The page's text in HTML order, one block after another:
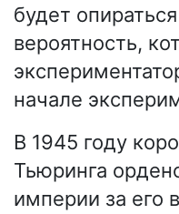
будет
вероятность,
начале
В 1945 году
Тьюринга
империи за его